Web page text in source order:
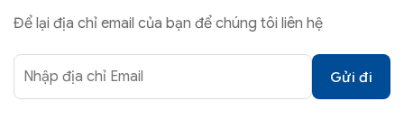
Để lại địa chỉ email của bạn để chúng tôi liên hệ